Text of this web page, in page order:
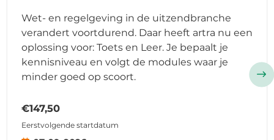
Wet- en regelgeving in de uitzendbranche
verandert voortdurend. Daar heeft artra nu een
oplossing voor: Toets en Leer. Je bepaalt je
kennisniveau en volgt de modules waar je
minder goed op scoort.
€147,50
Eerstvolgende startdatum